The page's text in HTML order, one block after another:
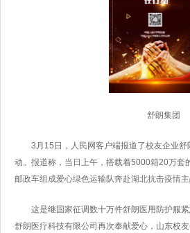
舒朗集团
3月15日，人民网客户端报道了校友企业
动。报道称，当日上午，搭载着5000箱20万套
邮政车组成爱心绿色运输队奔赴湖北抗击疫情主
这是继国家征调数十万件舒朗医用防护服
舒朗医疗科技有限公司再次奉献爱心，山东校